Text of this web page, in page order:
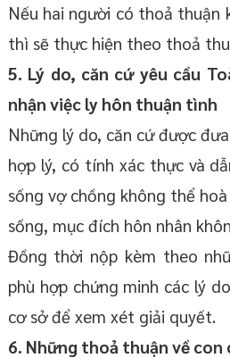
Nếu hai người có thoả thuận
thì sẽ thực hiện theo thoả
5. Lý do, căn cứ yêu cầu
nhận việc ly hôn thuận tình
Những lý do, căn cứ được
hợp lý, có tính xác thực và
sống vợ chồng không thể
sống, mục đích hôn nhân
Đồng thời nộp kèm theo
phù hợp chứng minh các lý
cơ sở để xem xét giải quyết.
6. Những thoả thuận về